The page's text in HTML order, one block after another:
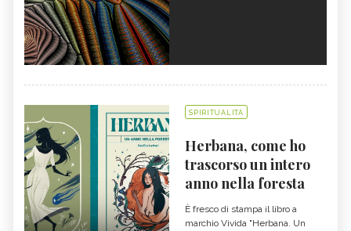
SPIRITUALITÀ
Herbana, come ho
trascorso un intero
anno nella foresta
È fresco di stampa il libro a
marchio Vivida "Herbana. Un